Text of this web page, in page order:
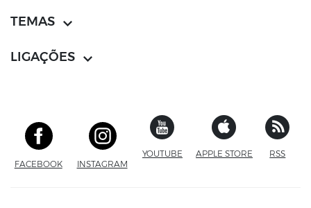
TEMAS
LIGAÇÕES
FACEBOOKSITE EXTERNO
INSTAGRAM
YOUTUBE SITE EXTERNO
APPLE STORE SITERSS